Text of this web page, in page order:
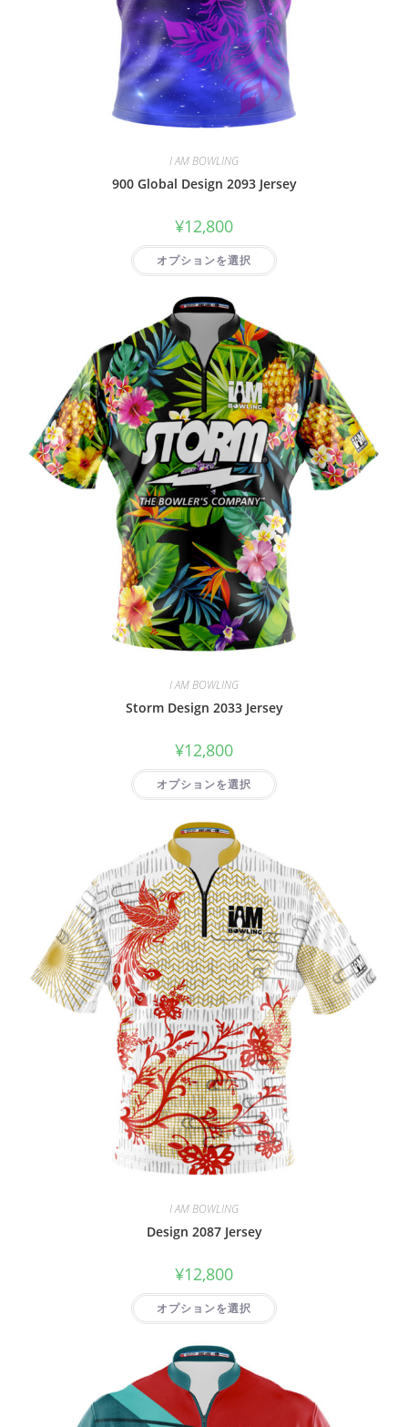
I AM BOWLING
900 Global Design 2093 Jersey
¥12,800
オプションを選択
I AM BOWLING
Storm Design 2033 Jersey
¥12,800
オプションを選択
I AM BOWLING
Design 2087 Jersey
¥12,800
オプションを選択